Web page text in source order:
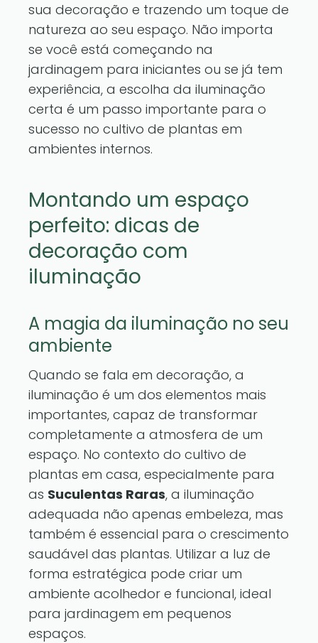
sua decoração e trazendo um toque de
natureza ao seu espaço. Não importa
se você está começando na
jardinagem para iniciantes ou se já tem
experiência, a escolha da iluminação
certa é um passo importante para o
sucesso no cultivo de plantas em
ambientes internos.
Montando um espaço
perfeito: dicas de
decoração com
iluminação
A magia da iluminação no seu
ambiente
Quando se fala em decoração, a
iluminação é um dos elementos mais
importantes, capaz de transformar
completamente a atmosfera de um
espaço. No contexto do cultivo de
plantas em casa, especialmente para
as Suculentas Raras, a iluminação
adequada não apenas embeleza, mas
também é essencial para o crescimento
saudável das plantas. Utilizar a luz de
forma estratégica pode criar um
ambiente acolhedor e funcional, ideal
para jardinagem em pequenos
espaços.